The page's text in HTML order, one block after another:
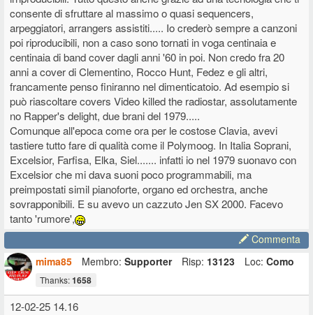
Poi certo, per chi in quegli anni non aveva le possibilità economiche
dei professionisti del mondo della musica, le tastiere tuttofare odierne
sarebbero state senza dubbio una manna dal cielo.
consente di sfruttare al massimo o quasi sequencers,
arpeggiatori, arrangers assistiti..... Io crederò sempre a canzoni
poi riproducibili, non a caso sono tornati in voga centinaia e
centinaia di band cover dagli anni '60 in poi. Non credo fra 20
anni a cover di Clementino, Rocco Hunt, Fedez e gli altri,
francamente penso finiranno nel dimenticatoio. Ad esempio si
può riascoltare covers Video killed the radiostar, assolutamente
no Rapper's delight, due brani del 1979.....
Comunque all'epoca come ora per le costose Clavia, avevi
tastiere tutto fare di qualità come il Polymoog. In Italia Soprani,
Excelsior, Farfisa, Elka, Siel....... infatti io nel 1979 suonavo con
Excelsior che mi dava suoni poco programmabili, ma
preimpostati simil pianoforte, organo ed orchestra, anche
sovrapponibili. E su avevo un cazzuto Jen SX 2000. Facevo
tanto 'rumore',
Commenta
mima85
Membro: Supporter Risp: 13123 Loc: Como
Thanks:1658
12-02-25 14.16